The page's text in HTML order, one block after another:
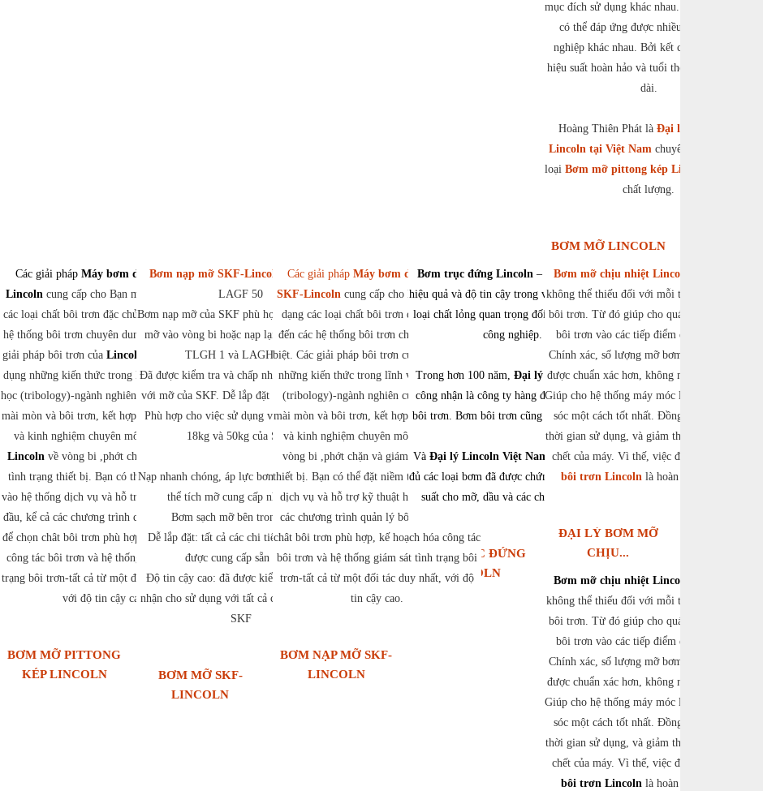
mục đích sử dụng khác nhau. Nhờ vậy mà nó
có thể đáp ứng được nhiều ngành công
nghiệp khác nhau. Bởi kết cấu chắc chắn,
hiệu suất hoàn hảo và tuổi thọ hoạt động lâu
dài.
Hoàng Thiên Phát là Đại lý phân phối
Lincoln tại Việt Namchuyên cung cấp các
loại Bơm mỡ pittong kép Lincoln
chất lượng.
BƠM MỠ LINCOLN
Các giải pháp Máy bơm dầu bôi trơn
Lincolncung cấp cho Bạn một dải đa dạng
các loại chất bôi trơn đặc chủng cho đến các
hệ thống bôi trơn chuyên dung đặc biệt. Các
giải pháp bôi trơn của Lincoln Việt Namsử
dụng những kiến thức trong lĩnh vực ma sát
học (tribology)-ngành nghiên cứu về ma sát ,
mài mòn và bôi trơn, kết hợp cùng kiến thức
và kinh nghiệm chuyên môn của
Đại lý
Lincolnvề vòng bi ,phớt chặn và giám sát
tình trạng thiết bị. Bạn có thể đặt niềm tin
vào hệ thống dịch vụ và hỗ trợ kỹ thuật hàng
đầu, kể cả các chương trình quản lý bôi trơn
để chọn chât bôi trơn phù hợp, kế hoạch hóa
công tác bôi trơn và hệ thống giám sát tình
trạng bôi trơn-tất cả từ một đối tác duy nhất,
với độ tin cậy cao.
BƠM MỠ PITTONG
KÉP LINCOLN
Bơm nạp mỡ SKF-Lincoln
LAGF 18,
LAGF 50
Bơm nạp mỡ của SKF phù hợp cho việc bơm
mỡ vào vòng bi hoặc nạp lại mỡ cho súng
TLGH 1 và LAGH 400.
Đã được kiểm tra và chấp nhận cho sử dụng
với mỡ của SKF. Dễ lắp đặt và dễ sử dụng,
Phù hợp cho việc sử dụng với các loại mỡ
18kg và 50kg của SKF.
Nạp nhanh chóng, áp lực bơm thấp cho phép
thể tích mỡ cung cấp nhiều hơn.
Bơm sạch mỡ bên trong thùng
Dễ lắp đặt: tất cả các chi tiết cần thiết đã
được cung cấp sẵn sàng.
Độ tin cậy cao: đã được kiểm tra và chấp
nhận cho sử dụng với tất cả các loại mỡ của
SKF
BƠM MỠ SKF-
LINCOLN
Các giải pháp Máy bơm dầu bôi trơn
SKF-Lincolncung cấp cho Bạn một dải đa
dạng các loại chất bôi trơn đặc chủng cho
đến các hệ thống bôi trơn chuyên dung đặc
biệt. Các giải pháp bôi trơn của SKF sử dụng
những kiến thức trong lĩnh vực ma sát học
(tribology)-ngành nghiên cứu về ma sát ,
mài mòn và bôi trơn, kết hợp cùng kiến thức
và kinh nghiệm chuyên môn của SKF về
vòng bi ,phớt chặn và giám sát tình trạng
thiết bị. Bạn có thể đặt niềm tin vào hệ thống
dịch vụ và hỗ trợ kỹ thuật hàng đầu, kể cả
các chương trình quản lý bôi trơn để chọn
chât bôi trơn phù hợp, kế hoạch hóa công tác
bôi trơn và hệ thống giám sát tình trạng bôi
trơn-tất cả từ một đối tác duy nhất, với độ
tin cậy cao.
BƠM NẠP MỠ SKF-
LINCOLN
Bơm trục đứng Lincoln– Minh họa cho
hiệu quả và độ tin cậy trong việc xử lý nhiều
loại chất lỏng quan trọng đối với hoạt động
công nghiệp.
Trong hơn 100 năm, Đại lý Lincolnđược
công nhận là công ty hàng đầu về dụng cụ
bôi trơn. Bơm bôi trơn cũng không ngoại lệ
Và Đại lý Lincoln Việt Nam cung cấp đầy
đủ các loại bơm đã được chứng minh về hiệu
suất cho mỡ, dầu và các chất lỏng khác.
BƠM TRỤC ĐỨNG
LINCOLN
Bơm mỡ chịu nhiệt Lincoln
không thể thiếu đối với mỗi thiết bị bơm mỡ
bôi trơn. Từ đó giúp cho quá trình bơm mỡ
bôi trơn vào các tiếp điểm được tốt hơn.
Chính xác, số lượng mỡ bơm ra cũng vì thế
được chuẩn xác hơn, không nhiều, không ít.
Giúp cho hệ thống máy móc luôn được chăm
sóc một cách tốt nhất. Đồng thời, kéo dài
thời gian sử dụng, và giảm thiểu số thời gian
chết của máy. Vì thế, việc đầu tư
bôi trơn Lincolnlà hoàn toàn hợp lý.
ĐẠI LÝ BƠM MỠ
CHỊU...
Bơm mỡ chịu nhiệt Lincoln
không thể thiếu đối với mỗi thiết bị bơm mỡ
bôi trơn. Từ đó giúp cho quá trình bơm mỡ
bôi trơn vào các tiếp điểm được tốt hơn.
Chính xác, số lượng mỡ bơm ra cũng vì thế
được chuẩn xác hơn, không nhiều, không ít.
Giúp cho hệ thống máy móc luôn được chăm
sóc một cách tốt nhất. Đồng thời, kéo dài
thời gian sử dụng, và giảm thiểu số thời gian
chết của máy. Vì thế, việc đầu tư
bôi trơn Lincolnlà hoàn toàn hợp lý.